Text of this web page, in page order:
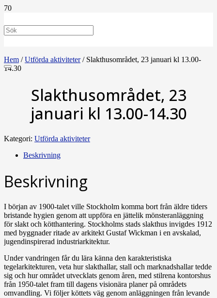
Hem /Utförda aktiviteter/ Slakthusområdet, 23 januari kl 13.00-
14.30
Slakthusområdet, 23
januari kl 13.00-14.30
Kategori: Utförda aktiviteter
Beskrivning
Beskrivning
I början av 1900-talet ville Stockholm komma bort från äldre tiders
bristande hygien genom att uppföra en jättelik mönsteranläggning
för slakt och kötthante­ring. Stockholms stads slakthus invigdes 1912
med byggnader ritade av arkitekt Gustaf Wickman i en avskalad,
jugendinspirerad industriarkitektur.
Under vandringen får du lära känna den karakteris­tiska
tegelarkitekturen, veta hur slakthallar, stall och marknadshallar tedde
sig och hur området utvecklats genom åren, med stilrena kontorshus
från 1950-talet fram till dagens visionära planer på områdets
omvand­ling. Vi följer köttets väg genom anläggningen från levande